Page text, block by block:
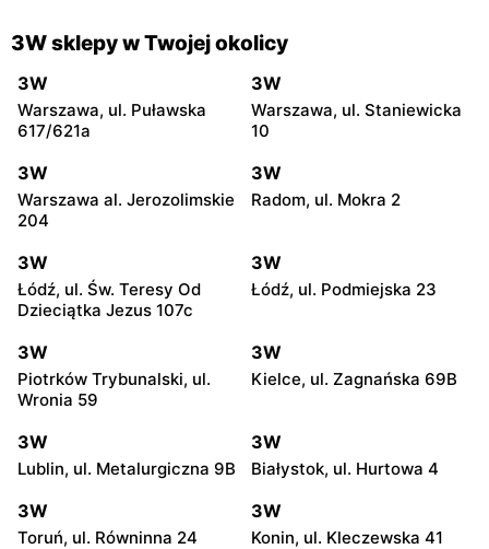
3W sklepy w Twojej okolicy
3W
Warszawa, ul. Puławska
617/621a
3W
Warszawa, ul. Staniewicka
10
3W
Warszawa al. Jerozolimskie
204
3W
Radom, ul. Mokra 2
3W
Łódź, ul. Św. Teresy Od
Dzieciątka Jezus 107c
3W
Łódź, ul. Podmiejska 23
3W
Piotrków Trybunalski, ul.
Wronia 59
3W
Kielce, ul. Zagnańska 69B
3W
Lublin, ul. Metalurgiczna 9B
3W
Białystok, ul. Hurtowa 4
3W
Toruń, ul. Równinna 24
3W
Konin, ul. Kleczewska 41